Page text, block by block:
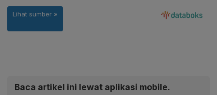
Baca artikel ini lewat aplikasi mobile.